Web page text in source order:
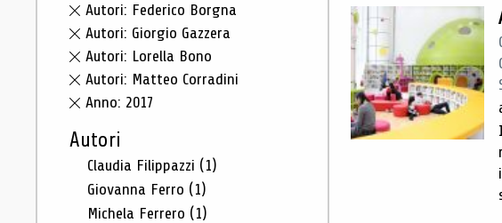
Autori: Federico Borgna
Autori: Giorgio Gazzera
Autori: Lorella Bono
Autori: Matteo Corradini
Anno: 2017
Autori
Claudia Filippazzi (1)
Giovanna Ferro (1)
Michela Ferrero (1)